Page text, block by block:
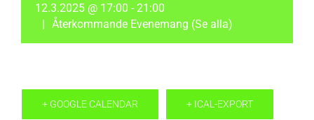
12.3.2025 @ 17:00 - 21:00
| Återkommande Evenemang (Se alla)
+ GOOGLE CALENDAR + ICAL-EXPORT